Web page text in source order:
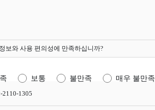
보와 사용 편의성에 만족하십니까?
보통 불만족 매우 불만족
1305